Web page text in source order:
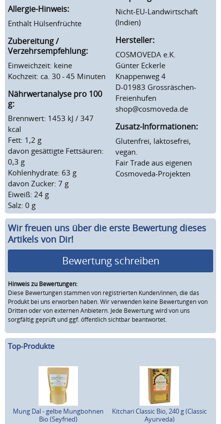
Allergie-Hinweis:
Enthält Hülsenfrüchte
Zubereitung /
Verzehrsempfehlung:
Einweichzeit: keine
Kochzeit: ca. 30 - 45 Minuten
Nährwertanalyse pro 100
g:
Brennwert: 1453 kJ / 347
kcal
Fett: 1,2 g
davon gesättigte Fettsäuren:
0,3 g
Kohlenhydrate: 63 g
davon Zucker: 7 g
Eiweiß: 24 g
Salz: 0 g
Nicht-EU-Landwirtschaft
(Indien)
Hersteller:
COSMOVEDA e.K.
Günter Eckerle
Knappenweg 4
D-01983 Grossräschen-
Freienhufen
shop@cosmoveda.de
Zusatz-Informationen:
Glutenfrei, laktosefrei,
vegan.
Fair Trade aus eigenen
Cosmoveda-Projekten
Wir freuen uns über die erste Bewertung dieses
Artikels von Dir!
Bewertung schreiben
Hinweis zu Bewertungen:
Diese Bewertungen stammen von registrierten Kunden/innen, die das
Produkt bei uns erworben haben. Wir verwenden keine Bewertungen von
Dritten oder von externen Anbietern. Jede Bewertung wird von uns
sorgfältig geprüft und ggf. öffentlich sichtbar beantwortet.
Top-Produkte
Mung Dal - gelbe Mungbohnen
Bio (Seyfried)
Kitchari Classic Bio, 240 g (Classic
Ayurveda)